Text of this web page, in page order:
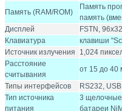
Память (RAM/ROM)
Память
память
Дисплей
FSTN,
Клавиатура
клавиши
Источник излучения
1,024
Расстояние
считывания
от 15 до 40
Типы интерфейсов
RS232, USB
Тип источника
питания
3 щелочные
батареи